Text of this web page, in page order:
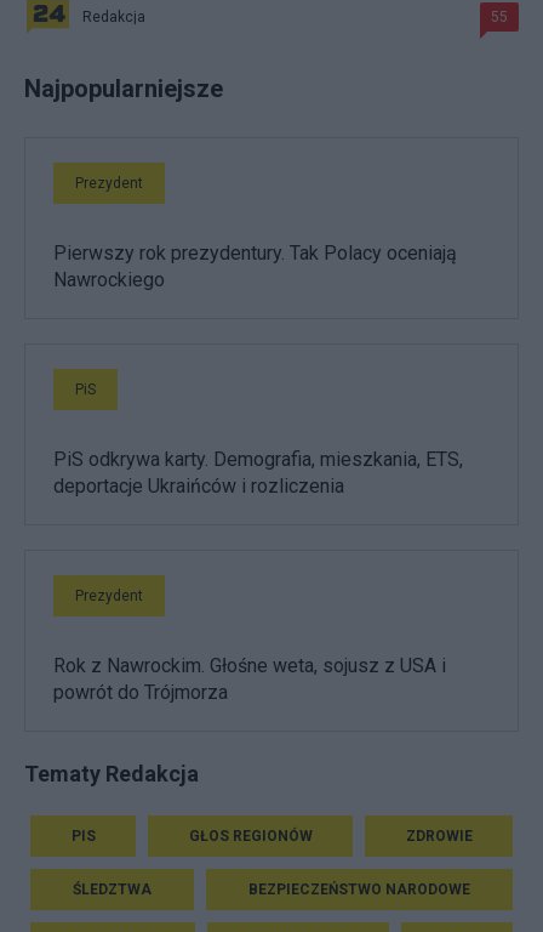
Redakcja 55
Najpopularniejsze
Prezydent
Pierwszy rok prezydentury. Tak Polacy oceniają
Nawrockiego
PiS
PiS odkrywa karty. Demografia, mieszkania, ETS,
deportacje Ukraińców i rozliczenia
Prezydent
Rok z Nawrockim. Głośne weta, sojusz z USA i
powrót do Trójmorza
Tematy Redakcja
PIS GŁOS REGIONÓW ZDROWIE
ŚLEDZTWA BEZPIECZEŃSTWO NARODOWE